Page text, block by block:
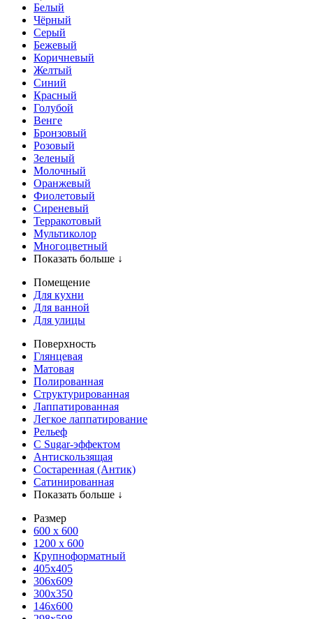
Белый
Чёрный
Серый
Бежевый
Коричневый
Желтый
Синий
Красный
Голубой
Венге
Бронзовый
Розовый
Зеленый
Молочный
Оранжевый
Фиолетовый
Сиреневый
Терракотовый
Мультиколор
Многоцветный
Показать больше ↓
Помещение
Для кухни
Для ванной
Для улицы
Поверхность
Глянцевая
Матовая
Полированная
Структурированная
Лаппатированная
Легкое лаппатирование
Рельеф
С Sugar-эффектом
Антискользящая
Состаренная (Антик)
Сатинированная
Показать больше ↓
Размер
600 х 600
1200 х 600
Крупноформатный
405x405
306x609
300x350
146x600